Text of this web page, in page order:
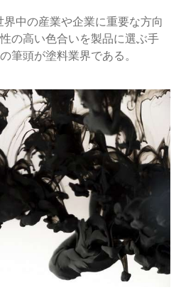
中の産業や企業に重要な方向
の高い色合いを製品に選ぶ手
筆頭が塗料業界である。